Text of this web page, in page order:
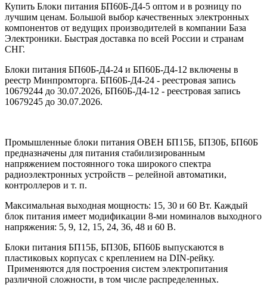
Купить Блоки питания БП60Б-Д4-5 оптом и в розницу по
лучшим ценам. Большой выбор качественных электронных
компонентов от ведущих производителей в компании База
Электроники. Быстрая доставка по всей России и странам
СНГ.
Блоки питания БП60Б-Д4-24 и БП60Б-Д4-12 включены в
реестр Минпромторга. БП60Б-Д4-24 - реестровая запись
10679244 до 30.07.2026, БП60Б-Д4-12 - реестровая запись
10679245 до 30.07.2026.
Промышленные блоки питания ОВЕН БП15Б, БП30Б, БП60Б
предназначены для питания стабилизированным
напряжением постоянного тока широкого спектра
радиоэлектронных устройств – релейной автоматики,
контроллеров и т. п.
Максимальная выходная мощность: 15, 30 и 60 Вт. Каждый
блок питания имеет модификации 8-ми номиналов выходного
напряжения: 5, 9, 12, 15, 24, 36, 48 и 60 В.
Блоки питания БП15Б, БП30Б, БП60Б выпускаются в
пластиковых корпусах с креплением на DIN-рейку.
Применяются для построения систем электропитания
различной сложности, в том числе распределенных.